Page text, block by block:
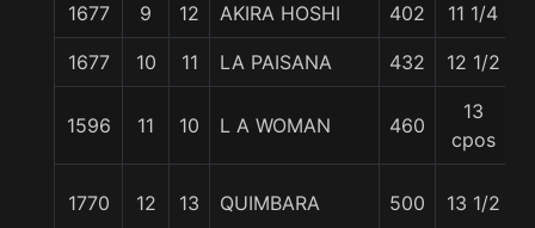
1677 9 12 AKIRA HOSHI 402 11 1/4
1677 10 11 LA PAISANA 432 12 1/2
1596 11 10 L A WOMAN 460
13
cpos
1770 12 13 QUIMBARA 500 13 1/2